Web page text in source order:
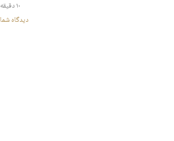
۱۰ دقیقه
دیدگاه شما